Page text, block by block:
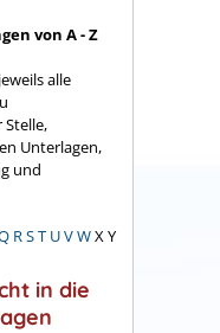
von A - Z
alle
Unterlagen,
und
RST UVWX Y
in die